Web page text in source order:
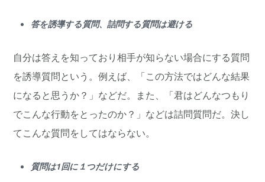
答を誘導する質問、詰問する質問は避ける
自分は答えを知っており相手が知らない場合にする質問
を誘導質問という。例えば、「この方法ではどんな結果
になると思うか？」などだ。また、「君はどんなつもり
でこんな行動をとったのか？」などは詰問質問だ。決し
てこんな質問をしてはならない。
質問は1回に１つだけにする